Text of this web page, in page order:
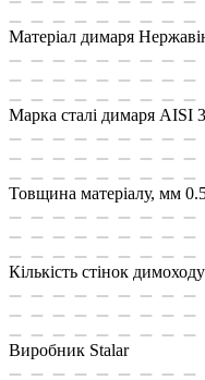
Матеріал димаря
Марка сталі димаря AISI
Товщина матеріалу, мм
Кількість стінок димоходу
Виробник Stalar